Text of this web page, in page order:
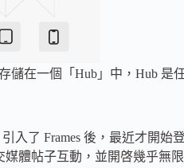
儲在一個「Hub」中，Hub 是
入了 Frames 後，最近才開始
體帖子互動，並開啓幾乎無